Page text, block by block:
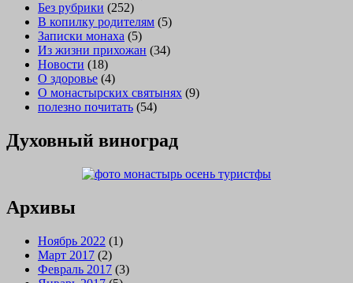
Без рубрики (252)
В копилку родителям (5)
Записки монаха (5)
Из жизни прихожан (34)
Новости (18)
О здоровье (4)
О монастырских святынях (9)
полезно почитать (54)
Духовный виноград
Архивы
Ноябрь 2022 (1)
Март 2017 (2)
Февраль 2017 (3)